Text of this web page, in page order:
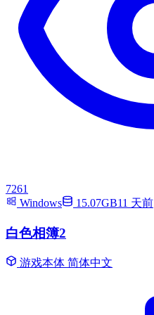
7261
Windows
15.07GB11 天前
白色相簿2
游戏本体 简体中文